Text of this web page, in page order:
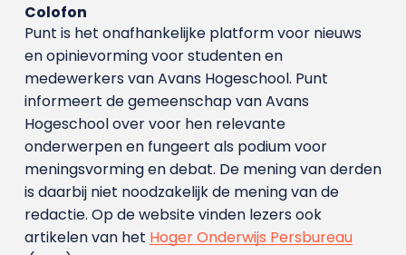
Colofon
Punt is het onafhankelijke platform voor nieuws
en opinievorming voor studenten en
medewerkers van Avans Hoge­school. Punt
informeert de gemeenschap van Avans
Hogeschool over voor hen relevante
onderwerpen en fungeert als podium voor
meningsvorming en debat. De mening van derden
is daarbij niet noodzakelijk de mening van de
redactie. Op de website vinden lezers ook
artikelen van het Hoger Onderwijs Persbureau